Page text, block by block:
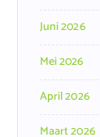
Juni 2026
Mei 2026
April 2026
Maart 2026